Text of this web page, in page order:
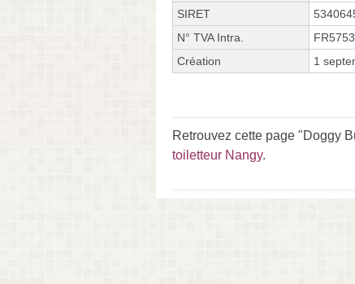
SIRET
N° TVA Intra.
Création
1
Retrouvez cette page "Doggy
toiletteur Nangy.